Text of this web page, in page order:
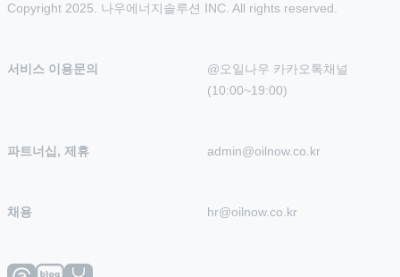
Copyright 2025. 나우에너지솔루션 INC. All rights reserved.
서비스 이용문의
@오일나우 카카오톡채널
(10:00~19:00)
파트너십, 제휴 admin@oilnow.co.kr
채용 hr@oilnow.co.kr